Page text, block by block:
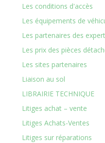
Les conditions d'accès
Les équipements de
Les partenaires des
Les prix des pièces
Les sites partenaires
Liaison au sol
LIBRAIRIE TECHNIQUE
Litiges achat – vente
Litiges Achats-Ventes
Litiges sur réparations